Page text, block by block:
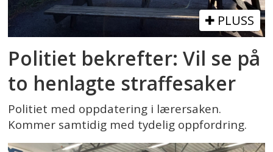
PLUSS
Politiet bekrefter: Vil se på
to henlagte straffesaker
Politiet med oppdatering i lærersaken.
Kommer samtidig med tydelig oppfordring.